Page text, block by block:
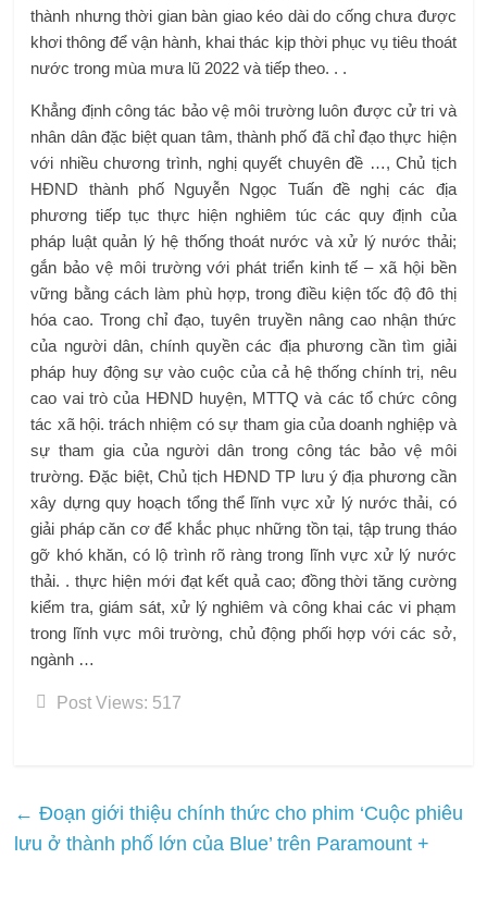
thành nhưng thời gian bàn giao kéo dài do cống chưa được
khơi thông để vận hành, khai thác kịp thời phục vụ tiêu thoát
nước trong mùa mưa lũ 2022 và tiếp theo. . .
Khẳng định công tác bảo vệ môi trường luôn được cử tri và
nhân dân đặc biệt quan tâm, thành phố đã chỉ đạo thực hiện
với nhiều chương trình, nghị quyết chuyên đề …, Chủ tịch
HĐND thành phố Nguyễn Ngọc Tuấn đề nghị các địa
phương tiếp tục thực hiện nghiêm túc các quy định của
pháp luật quản lý hệ thống thoát nước và xử lý nước thải;
gắn bảo vệ môi trường với phát triển kinh tế – xã hội bền
vững bằng cách làm phù hợp, trong điều kiện tốc độ đô thị
hóa cao. Trong chỉ đạo, tuyên truyền nâng cao nhận thức
của người dân, chính quyền các địa phương cần tìm giải
pháp huy động sự vào cuộc của cả hệ thống chính trị, nêu
cao vai trò của HĐND huyện, MTTQ và các tổ chức công
tác xã hội. trách nhiệm có sự tham gia của doanh nghiệp và
sự tham gia của người dân trong công tác bảo vệ môi
trường. Đặc biệt, Chủ tịch HĐND TP lưu ý địa phương cần
xây dựng quy hoạch tổng thể lĩnh vực xử lý nước thải, có
giải pháp căn cơ để khắc phục những tồn tại, tập trung tháo
gỡ khó khăn, có lộ trình rõ ràng trong lĩnh vực xử lý nước
thải. . thực hiện mới đạt kết quả cao; đồng thời tăng cường
kiểm tra, giám sát, xử lý nghiêm và công khai các vi phạm
trong lĩnh vực môi trường, chủ động phối hợp với các sở,
ngành …
Post Views: 517
← Đoạn giới thiệu chính thức cho phim ‘Cuộc phiêu
lưu ở thành phố lớn của Blue’ trên Paramount +